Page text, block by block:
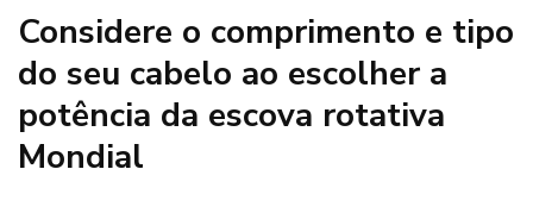
Considere o comprimento e tipo
do seu cabelo ao escolher a
potência da escova rotativa
Mondial